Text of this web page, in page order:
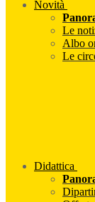
Novità
Le
Albo
Le
Didattica